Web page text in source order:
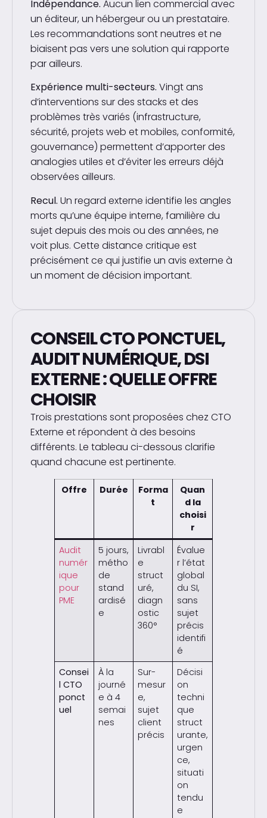
Indépendance. Aucun lien commercial avec
un éditeur, un hébergeur ou un prestataire.
Les recommandations sont neutres et ne
biaisent pas vers une solution qui rapporte
par ailleurs.
Expérience multi-secteurs. Vingt ans
d’interventions sur des stacks et des
problèmes très variés (infrastructure,
sécurité, projets web et mobiles, conformité,
gouvernance) permettent d’apporter des
analogies utiles et d’éviter les erreurs déjà
observées ailleurs.
Recul. Un regard externe identifie les angles
morts qu’une équipe interne, familière du
sujet depuis des mois ou des années, ne
voit plus. Cette distance critique est
précisément ce qui justifie un avis externe à
un moment de décision important.
CONSEIL CTO PONCTUEL,
AUDIT NUMÉRIQUE, DSI
EXTERNE : QUELLE OFFRE
CHOISIR
Trois prestations sont proposées chez CTO
Externe et répondent à des besoins
différents. Le tableau ci-dessous clarifie
quand chacune est pertinente.
Offre Durée
Forma
t
Quan
d la
choisi
r
Audit
numér
ique
pour
PME
5 jours,
métho
de
stand
ardisé
e
Livrabl
e
struct
uré,
diagn
ostic
360°
Évalue
r l’état
global
du SI,
sans
sujet
précis
identifi
é
Consei
l CTO
ponct
uel
À la
journé
e à 4
semai
nes
Sur-
mesur
e,
sujet
client
précis
Décisi
on
techni
que
struct
urante,
urgen
ce,
situati
on
tendu
e